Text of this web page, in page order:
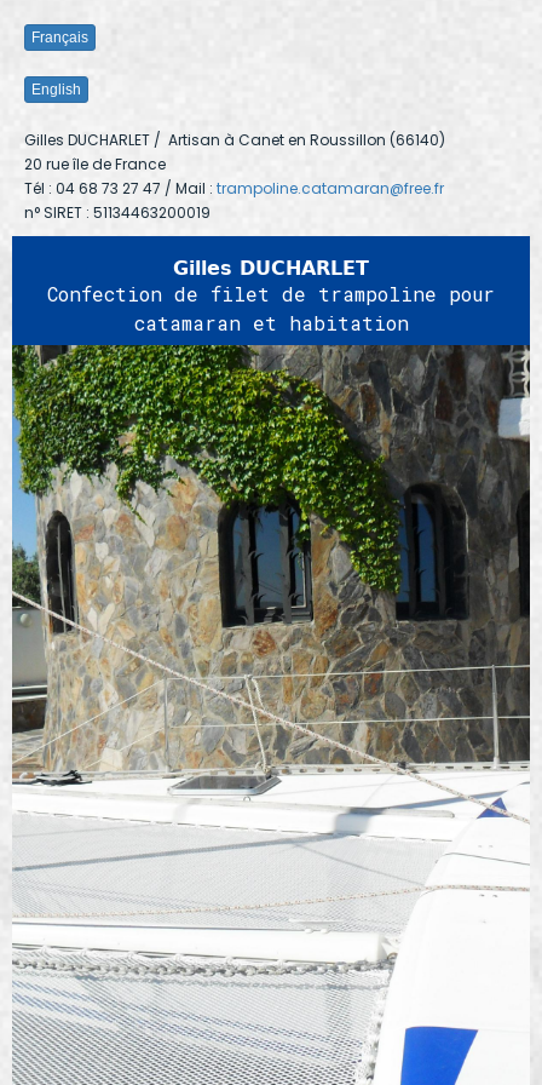
Français
English
Gilles DUCHARLET / Artisan à Canet en Roussillon (66140)
20 rue île de France
Tél : 04 68 73 27 47 / Mail : trampoline.catamaran@free.fr
n° SIRET : 51134463200019
Gilles DUCHARLET
Confection de filet de trampoline pour
catamaran et habitation